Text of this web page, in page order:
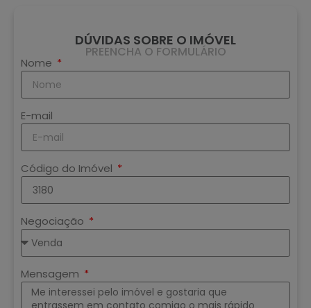
DÚVIDAS SOBRE O IMÓVEL
PREENCHA O FORMULÁRIO
Nome
E-mail
Código do Imóvel
Negociação
Mensagem